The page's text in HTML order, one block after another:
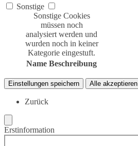
Sonstige
Sonstige Cookies
müssen noch
analysiert werden und
wurden noch in keiner
Kategorie eingestuft.
Name Beschreibung
Einstellungen speichern Alle akzeptieren
Zurück
Erstinformation